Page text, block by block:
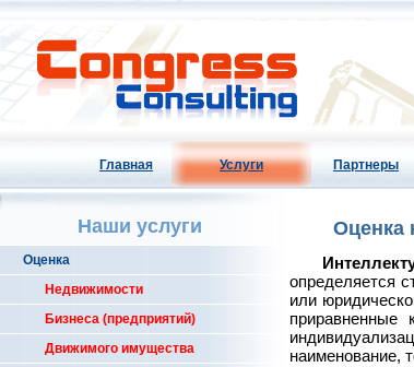
Главная Услуги Партнеры
Наши услуги
Оценка
Недвижимости
Бизнеса (предприятий)
Движимого имущества
Оценка
определяется
или
приравненные
наименование,